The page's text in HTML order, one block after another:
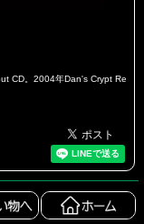
CD。2004年Dan's Crypt Re